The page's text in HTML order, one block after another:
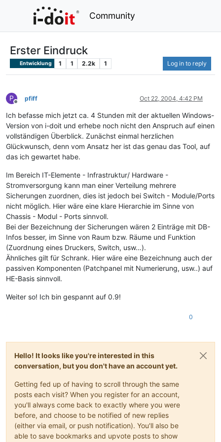
Community
Erster Eindruck
Entwicklung 1 1 2.2k 1 Log in to reply
P
Offline
pfiff Oct 22, 2004, 4:42 PM
Ich befasse mich jetzt ca. 4 Stunden mit der aktuellen Windows-
Version von i-doit und erhebe noch nicht den Anspruch auf einen
vollständigen Überblick. Zunächst einmal herzlichen
Glückwunsch, denn vom Ansatz her ist das genau das Tool, auf
das ich gewartet habe.
Im Bereich IT-Elemente - Infrastruktur/ Hardware -
Stromversorgung kann man einer Verteilung mehrere
Sicherungen zuordnen, dies ist jedoch bei Switch - Module/Ports
nicht möglich. Hier wäre eine klare Hierarchie im Sinne von
Chassis - Modul - Ports sinnvoll.
Bei der Bezeichnung der Sicherungen wären 2 Einträge mit DB-
Infos besser, im Sinne von Raum bzw. Räume und Funktion
(Zuordnung eines Druckers, Switch, usw…).
Ähnliches gilt für Schrank. Hier wäre eine Bezeichnung auch der
passiven Komponenten (Patchpanel mit Numerierung, usw..) auf
HE-Basis sinnvoll.
Weiter so! Ich bin gespannt auf 0.9!
0
Hello! It looks like you're interested in this
conversation, but you don't have an account yet.
Getting fed up of having to scroll through the same
posts each visit? When you register for an account,
you'll always come back to exactly where you were
before, and choose to be notified of new replies
(either via email, or push notification). You'll also be
able to save bookmarks and upvote posts to show